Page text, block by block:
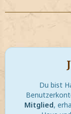
Du bist
Mitglied,